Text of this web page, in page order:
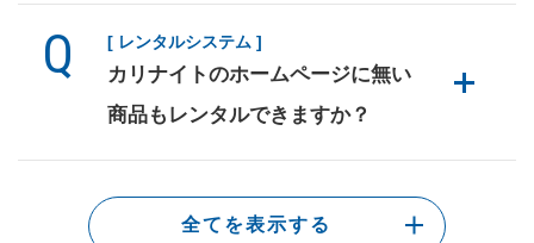
[ レンタルシステム ]
カリナイトのホームページに無い
商品もレンタルできますか？
全てを表示する